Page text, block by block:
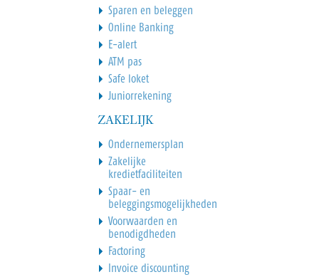
Sparen en beleggen
Online Banking
E-alert
ATM pas
Safe loket
Juniorrekening
ZAKELIJK
Ondernemersplan
Zakelijke
kredietfaciliteiten
Spaar- en
beleggingsmogelijkheden
Voorwaarden en
benodigdheden
Factoring
Invoice discounting